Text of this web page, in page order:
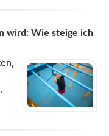
wird: Wie steige ich